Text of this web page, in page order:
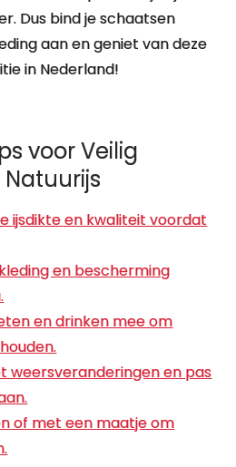
Dus bind je schaatsen
aan en geniet van deze
in Nederland!
voor Veilig
ijsdikte en kwaliteit voordat
en bescherming
en drinken mee om
weersveranderingen en pas
of met een maatje om